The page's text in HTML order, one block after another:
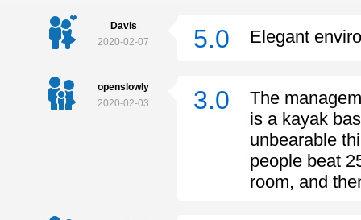
Davis
2020-02-07
5.0 Elegant
openslowly
2020-02-03
3.0
The
is a kayak
unbearable
people beat
room, and